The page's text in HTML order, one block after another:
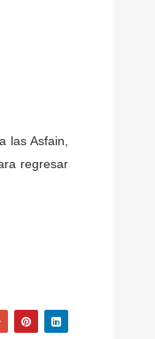
las Asfain,
regresar